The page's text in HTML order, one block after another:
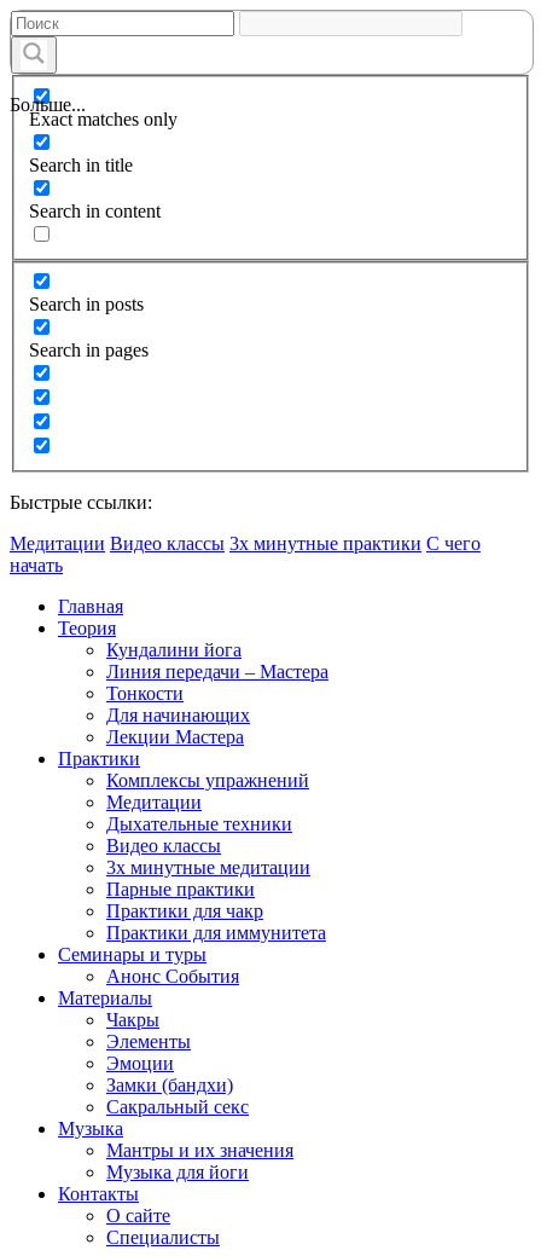
Больше...
Exact matches only
Search in title
Search in content
Search in posts
Search in pages
Быстрые ссылки:
Медитации Видео классы 3х минутные практики С чего
начать
Главная
Теория
Кундалини йога
Линия передачи – Мастера
Тонкости
Для начинающих
Лекции Мастера
Практики
Комплексы упражнений
Медитации
Дыхательные техники
Видео классы
3х минутные медитации
Парные практики
Практики для чакр
Практики для иммунитета
Семинары и туры
Анонс События
Материалы
Чакры
Элементы
Эмоции
Замки (бандхи)
Сакральный секс
Музыка
Мантры и их значения
Музыка для йоги
Контакты
О сайте
Специалисты